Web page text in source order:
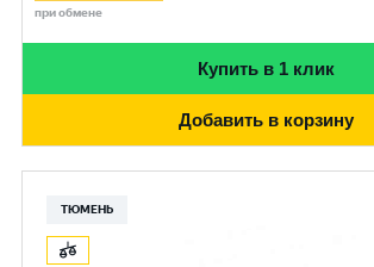
при обмене
Купить в 1 клик
Добавить в корзину
ТЮМЕНЬ